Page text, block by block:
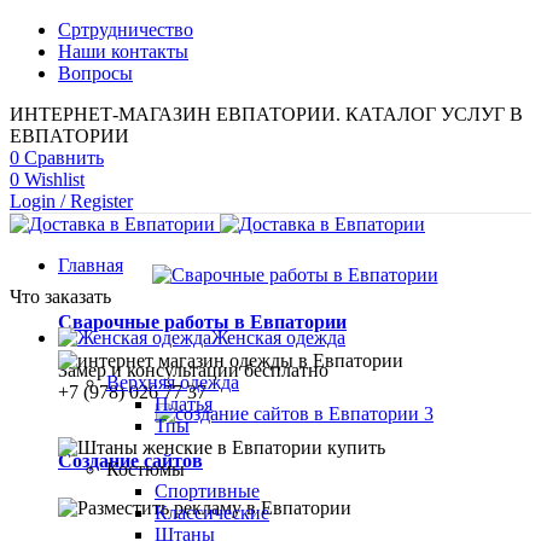
Сртрудничество
Наши контакты
Вопросы
ИНТЕРНЕТ-МАГАЗИН ЕВПАТОРИИ. КАТАЛОГ УСЛУГ В
ЕВПАТОРИИ
0 Сравнить
0 Wishlist
Login / Register
Главная
Сварочные работы в Евпатории
Замер и консультации бесплатно
+7 (978) 026 77 37
Создание сайтов
Что заказать
Женская одежда
Верхняя одежда
Платья
Тпы
Костюмы
Спортивные
Классические
Штаны